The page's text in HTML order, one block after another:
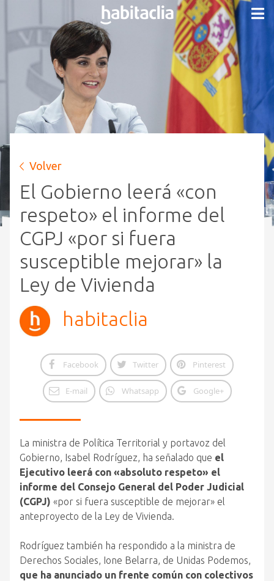
Volver
El Gobierno leerá «con
respeto» el informe del
CGPJ «por si fuera
susceptible mejorar» la
Ley de Vivienda
habitaclia
Facebook Twitter Pinterest
E-mail Whatsapp Google+
La ministra de Política Territorial y portavoz del
Gobierno, Isabel Rodríguez, ha señalado que el
Ejecutivo leerá con «absoluto respeto» el
informe del Consejo General del Poder Judicial
(CGPJ) «por si fuera susceptible de mejorar» el
anteproyecto de la Ley de Vivienda.
Rodríguez también ha respondido a la ministra de
Derechos Sociales, Ione Belarra, de Unidas Podemos,
que ha anunciado un frente común con colectivos